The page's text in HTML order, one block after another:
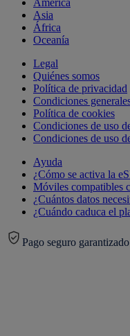
Asia
África
Oceanía
Legal
Quiénes somos
Política de privacidad
Condiciones
Política de cookies
Condiciones de uso
Condiciones de uso
Ayuda
¿Cómo se activa la
Móviles compatibles
¿Cuántos datos
¿Cuándo caduca el
Pago seguro garantizado